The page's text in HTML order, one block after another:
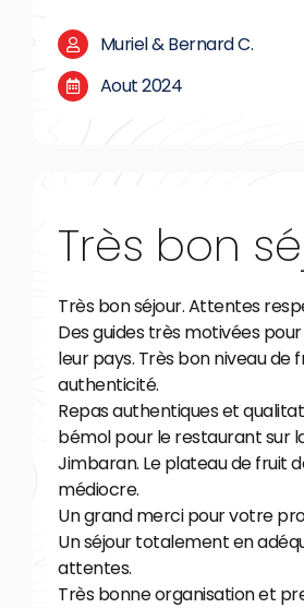
Muriel & Bernard C.
Aout 2024
Très bon
Très bon séjour. Attentes
Des guides très motivées
leur pays. Très bon niveau de
authenticité.
Repas authentiques et
bémol pour le restaurant sur
Jimbaran. Le plateau de fruit
médiocre.
Un grand merci pour votre
Un séjour totalement en
attentes.
Très bonne organisation et